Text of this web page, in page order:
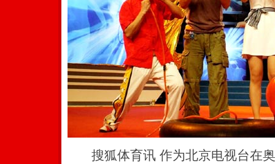
搜狐体育讯 作为北京电视台在